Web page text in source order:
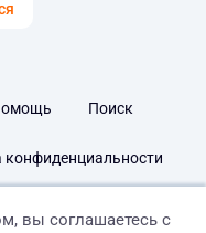
Поиск
конфиденциальности
вы соглашаетесь с